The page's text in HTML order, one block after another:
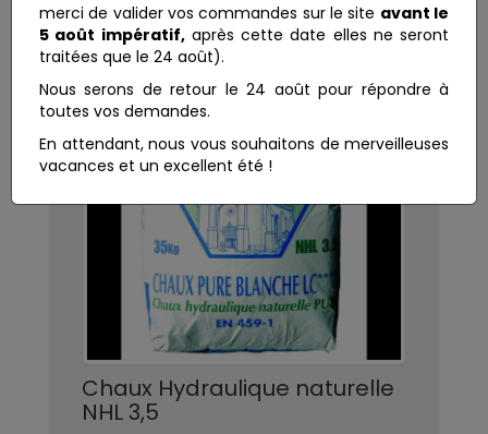
Chaux Hydraulique naturelle
NHL 3,5
merci de valider vos commandes sur le site avant le
5 août impératif,après cette date elles ne seront
traitées que le 24 août).
Nous serons de retour le 24 août pour répondre à
toutes vos demandes.
En attendant, nous vous souhaitons de merveilleuses
vacances et un excellent été !